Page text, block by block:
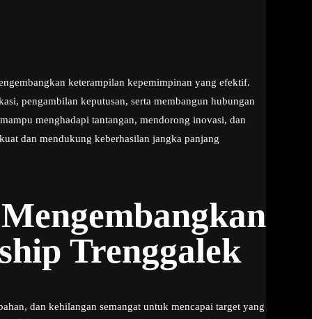
keterampilan kepemimpinan yang efektif.
pengambilan keputusan, serta membangun hubungan
menghadapi tantangan, mendorong inovasi, dan
dan mendukung keberhasilan jangka panjang
Trenggalek
dan kehilangan semangat untuk mencapai target yang